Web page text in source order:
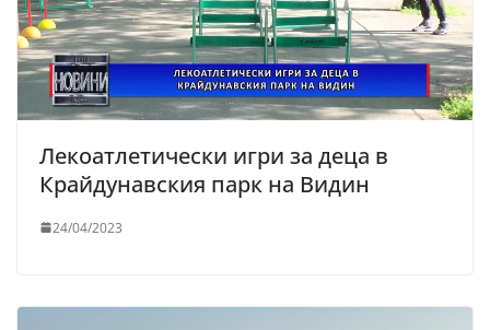
Лекоатлетически игри за деца в
Крайдунавския парк на Видин
24/04/2023